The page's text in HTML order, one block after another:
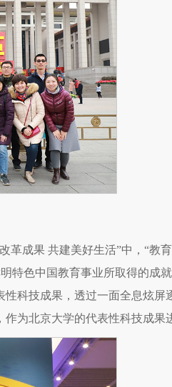
革成果 共建美好生活”中，“教
特色中国教育事业所取得的成
性科技成果，透过一面全息炫屏
为北京大学的代表性科技成果